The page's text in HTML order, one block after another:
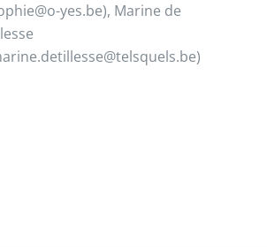
yes.be), Marine de